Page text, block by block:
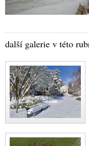
další galerie v této